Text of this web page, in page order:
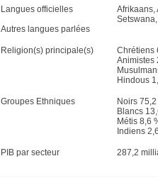
Langues officielles
Autres langues parlées
Afrikaans,
Religion(s) principale(s)
Chrétiens
Animistes
Hindous
Groupes Ethniques
Noirs
Blancs
Métis 8,6
Indiens
PIB par secteur 287,2